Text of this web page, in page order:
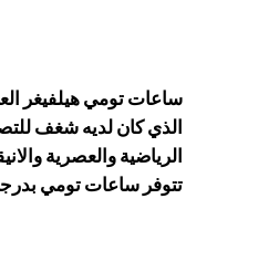
ساعات تومي هيلفيغر
الذي كان لديه شغف
الرياضية والعصرية
تتوفر ساعات تومي